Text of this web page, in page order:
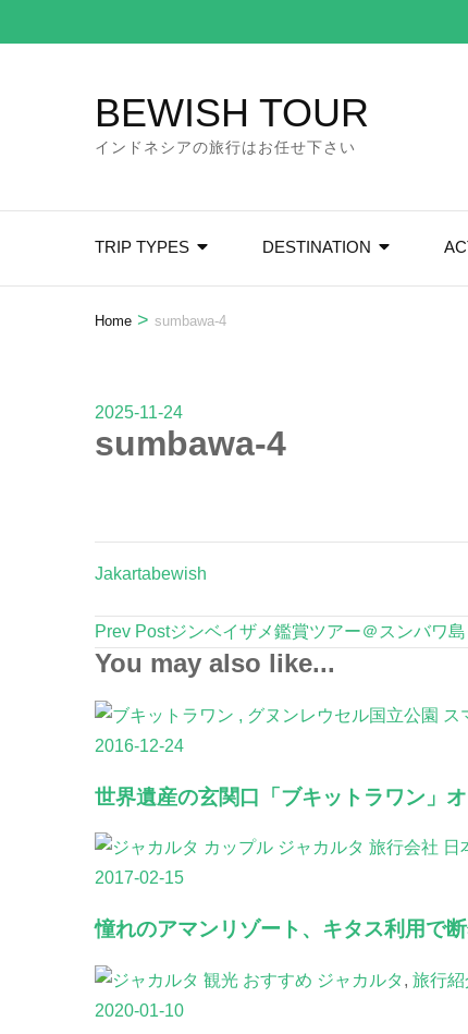
to
BEWISH TOUR
インドネシアの旅行はお任せ下さい
TRIP TYPES DESTINATION
Home > sumbawa-4
2025-11-24
sumbawa-4
Jakartabewish
Post
Navigation
Prev Postジンベイザメ鑑賞ツアー＠スンバワ島
You may also like...
ス
2016-12-24
世界遺産の玄関口「ブキットラワン」
2017-02-15
憧れのアマンリゾート、キタス利用で
ジャカルタ, 旅行
2020-01-10